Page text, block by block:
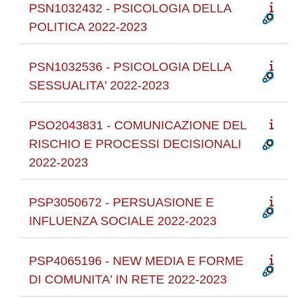
PSN1032432 - PSICOLOGIA DELLA
POLITICA 2022-2023
PSN1032536 - PSICOLOGIA DELLA
SESSUALITA' 2022-2023
PSO2043831 - COMUNICAZIONE DEL
RISCHIO E PROCESSI DECISIONALI
2022-2023
PSP3050672 - PERSUASIONE E
INFLUENZA SOCIALE 2022-2023
PSP4065196 - NEW MEDIA E FORME
DI COMUNITA' IN RETE 2022-2023